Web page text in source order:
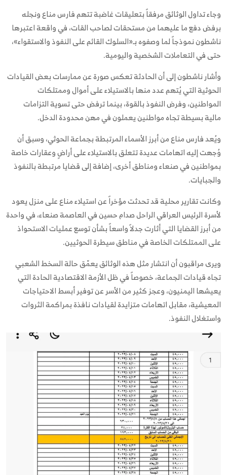
وجاء تداول الوثائق مرفقاً بتعليقات غاضبة تتهم فارس مناع ونجله
برفض دفع ما عليهما من مستحقات لصاحب القات، في واقعة اعتبرها
ناشطون نموذجاً لما وصفوه بـ«السلوك القائم على النفوذ والاستقواء»،
حتى في التعاملات الشخصية واليومية.
وأشار ناشطون إلى أن الحادثة تعكس صورة عن ممارسات بعض القيادات
الحوثية التي يُتهم عدد منها بالاستيلاء على أموال وممتلكات
المواطنين، وفرض النفوذ بالقوة، بينما ترفض حتى تسوية التزامات
مالية بسيطة تجاه مواطنين يعملون في مهن محدودة الدخل.
ويُعد فارس مناع من أبرز الأسماء المرتبطة بجماعة الحوثي، وسبق أن
وُجهت إليه اتهامات عديدة تتعلق بالاستيلاء على أراضٍ وعقارات خاصة
بمواطنين في صنعاء ومناطق أخرى، إضافة إلى قضايا مرتبطة بالنفوذ
والجبايات.
وكانت تقارير محلية قد تحدثت مؤخراً عن استيلاء مناع على منزل يعود
لأسرة الرئيس العراقي الراحل صدام حسين في العاصمة صنعاء، في واحدة
من أبرز القضايا التي أثارت جدلاً واسعاً بشأن توسع عمليات الاستحواذ
على الممتلكات الخاصة في مناطق سيطرة الحوثيين.
ويرى مراقبون أن انتشار مثل هذه الوثائق يعمّق حالة السخط الشعبي
تجاه قيادات الجماعة، خصوصاً في ظل الأزمة الاقتصادية الحادة التي
يعيشها اليمنيون، وعجز كثير من الأسر عن توفير أبسط الاحتياجات
المعيشية، مقابل اتهامات متزايدة لقيادات نافذة بمراكمة الثروات
واستغلال النفوذ.